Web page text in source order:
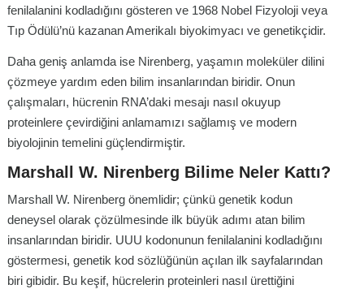
fenilalanini kodladığını gösteren ve 1968 Nobel Fizyoloji veya
Tıp Ödülü’nü kazanan Amerikalı biyokimyacı ve genetikçidir.
Daha geniş anlamda ise Nirenberg, yaşamın moleküler dilini
çözmeye yardım eden bilim insanlarından biridir. Onun
çalışmaları, hücrenin RNA’daki mesajı nasıl okuyup
proteinlere çevirdiğini anlamamızı sağlamış ve modern
biyolojinin temelini güçlendirmiştir.
Marshall W. Nirenberg Bilime Neler Kattı?
Marshall W. Nirenberg önemlidir; çünkü genetik kodun
deneysel olarak çözülmesinde ilk büyük adımı atan bilim
insanlarından biridir. UUU kodonunun fenilalanini kodladığını
göstermesi, genetik kod sözlüğünün açılan ilk sayfalarından
biri gibidir. Bu keşif, hücrelerin proteinleri nasıl ürettiğini